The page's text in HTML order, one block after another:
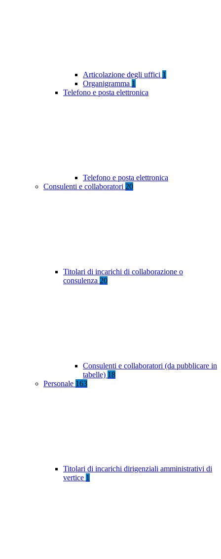
Articolazione degli uffici 1
Organigramma 1
Telefono e posta elettronica
Telefono e posta elettronica
Consulenti e collaboratori 20
Titolari di incarichi di collaborazione o
consulenza 20
Consulenti e collaboratori (da pubblicare in
tabelle) 18
Personale 163
Titolari di incarichi dirigenziali amministrativi di
vertice 1